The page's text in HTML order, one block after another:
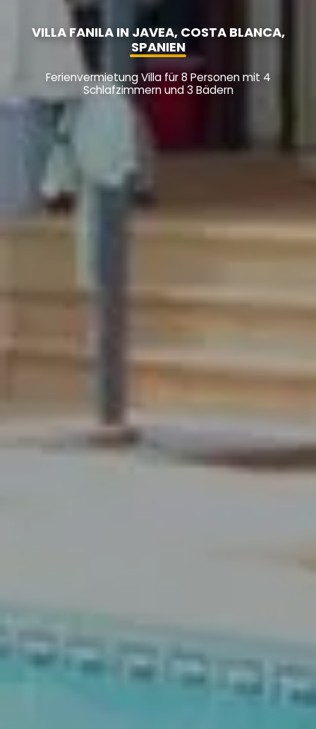
VILLA FANILA IN JAVEA, COSTA BLANCA,
SPANIEN
Ferienvermietung Villa für 8 Personen mit 4
Schlafzimmern und 3 Bädern